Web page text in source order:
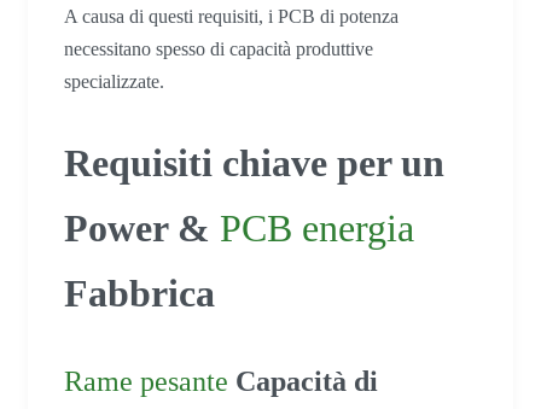
A causa di questi requisiti, i PCB di potenza
necessitano spesso di capacità produttive
specializzate.
Requisiti chiave per un
Power & PCB energia
Fabbrica
Rame pesante Capacità di